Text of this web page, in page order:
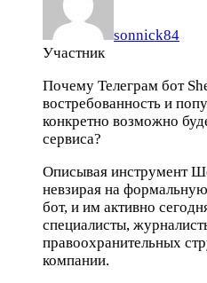
sonnick84
Участник
Почему Телеграм бот
востребованность и
конкретно возможно
сервиса?
Описывая инструмент
невзирая на
бот, и им активно
специалисты,
правоохранительных
компании.